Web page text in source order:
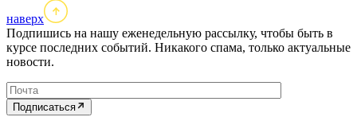
наверх
Подпишись на нашу еженедельную рассылку, чтобы быть в
курсе последних событий. Никакого спама, только актуальные
новости.
Подписаться